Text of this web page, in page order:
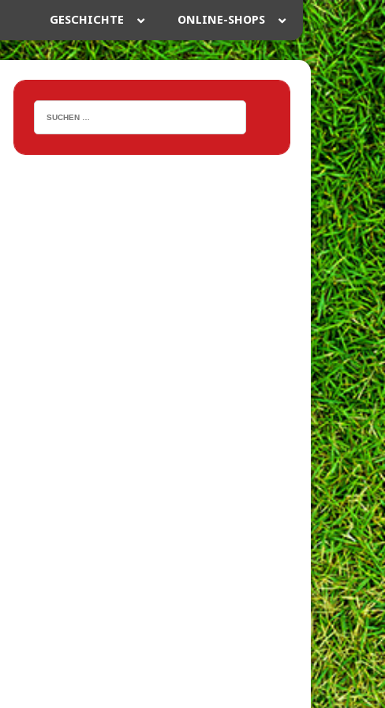
GESCHICHTE ONLINE-SHOPS